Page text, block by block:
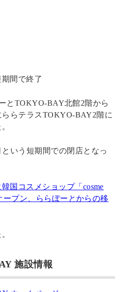
間で終了
とTOKYO-BAY北館2階から
らテラスTOKYO-BAY2階に
いう短期間での閉店となっ
国コスメショップ「cosme
プン、ららぽーとからの移
施設情報